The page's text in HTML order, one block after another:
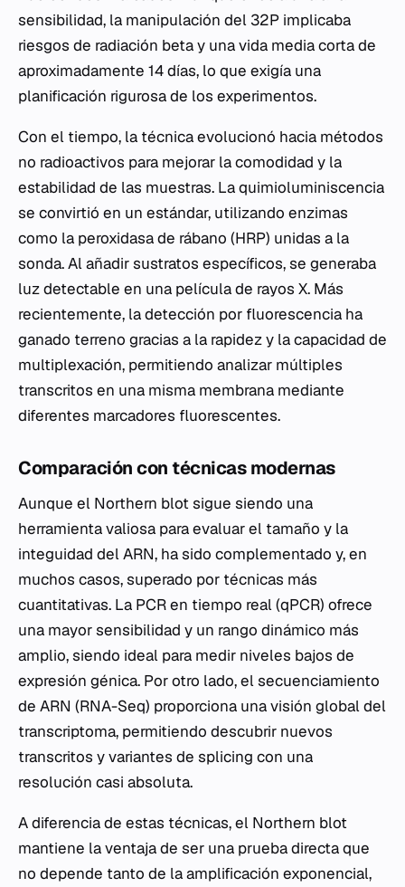
sensibilidad, la manipulación del 32P implicaba
riesgos de radiación beta y una vida media corta de
aproximadamente 14 días, lo que exigía una
planificación rigurosa de los experimentos.
Con el tiempo, la técnica evolucionó hacia métodos
no radioactivos para mejorar la comodidad y la
estabilidad de las muestras. La quimioluminiscencia
se convirtió en un estándar, utilizando enzimas
como la peroxidasa de rábano (HRP) unidas a la
sonda. Al añadir sustratos específicos, se generaba
luz detectable en una película de rayos X. Más
recientemente, la detección por fluorescencia ha
ganado terreno gracias a la rapidez y la capacidad de
multiplexación, permitiendo analizar múltiples
transcritos en una misma membrana mediante
diferentes marcadores fluorescentes.
Comparación con técnicas modernas
Aunque el Northern blot sigue siendo una
herramienta valiosa para evaluar el tamaño y la
integuidad del ARN, ha sido complementado y, en
muchos casos, superado por técnicas más
cuantitativas. La PCR en tiempo real (qPCR) ofrece
una mayor sensibilidad y un rango dinámico más
amplio, siendo ideal para medir niveles bajos de
expresión génica. Por otro lado, el secuenciamiento
de ARN (RNA-Seq) proporciona una visión global del
transcriptoma, permitiendo descubrir nuevos
transcritos y variantes de splicing con una
resolución casi absoluta.
A diferencia de estas técnicas, el Northern blot
mantiene la ventaja de ser una prueba directa que
no depende tanto de la amplificación exponencial,